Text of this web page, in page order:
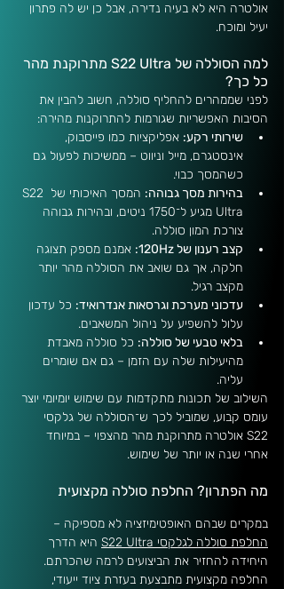
אולטרה היא לא בעיה נדירה, אבל כן יש לה פתרון
יעיל ומוכח.
למה הסוללה של S22 Ultra מתרוקנת מהר
כל כך?
לפני שממהרים להחליף סוללה, חשוב להבין את
הסיבות האפשריות שגורמות להתרוקנות מהירה:
שירותי רקע: אפליקציות כמו פייסבוק,
אינסטגרם, מייל וניווט – ממשיכות לפעול גם
כשהמסך כבוי.
בהירות מסך גבוהה:
המסך האיכותי של S22
Ultra מגיע ל־1750 ניטים, ובהירות גבוהה
צורכת המון סוללה.
קצב רענון של 120Hz:
אמנם מספק תצוגה
חלקה, אך גם שואב את הסוללה מהר יותר
מקצב רגיל.
עדכוני מערכת וגרסאות אנדרואיד: כל עדכון
עלול להשפיע על ניהול המשאבים.
בלאי טבעי של סוללה: כל סוללה מאבדת
מהיעילות שלה עם הזמן – גם אם שומרים
עליה.
השילוב של תכונות מתקדמות עם שימוש יומיומי יוצר
עומס קבוע, שמוביל לכך ש־הסוללה של גלקסי
S22 אולטרה מתרוקנת מהר מהצפוי – במיוחד
אחרי שנה או יותר של שימוש.
מה הפתרון? החלפת סוללה מקצועית
במקרים שבהם האופטימיזציה לא מספיקה –
החלפת סוללה לגלקסי S22 Ultra
היא הדרך
היחידה להחזיר את הביצועים לרמה שהכרתם.
החלפה מקצועית מתבצעת בעזרת ציוד ייעודי,